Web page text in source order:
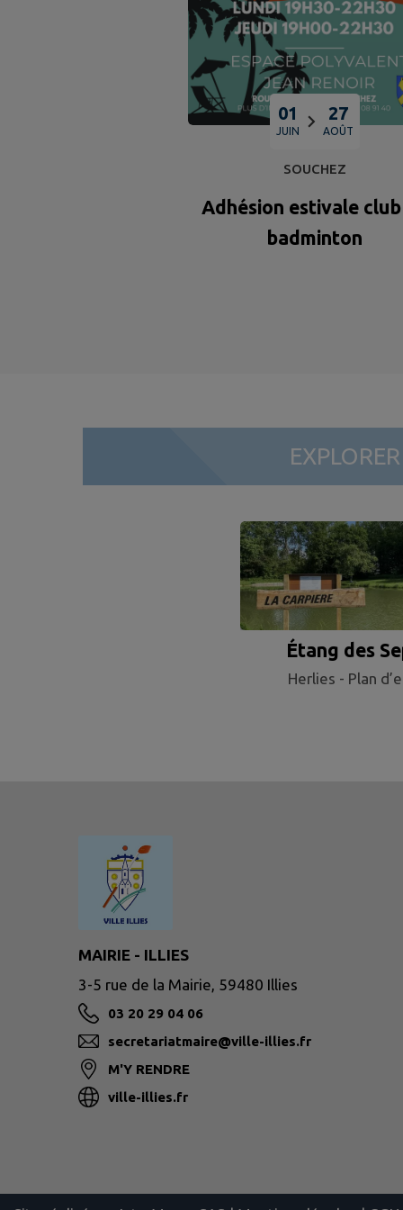
01
JUIN
27
AOÛT
SOUCHEZ
Adhésion estivale
badminton
Étang des
Fontaines
Herlies - Plan
MAIRIE - ILLIES
3-5 rue de la Mairie, 59480 Illies
03 20 29 04 06
secretariatmaire@ville-illies.fr
M'Y RENDRE
ville-illies.fr